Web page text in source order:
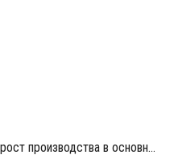
"Росстат" в июне зафиксировал рост производства в основных группах пластмасс